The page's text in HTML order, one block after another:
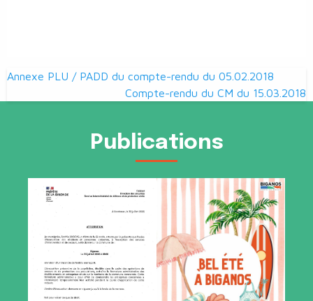
Navigation
de
Annexe PLU / PADD du compte-rendu du 05.02.2018
Compte-rendu du CM du 15.03.2018
Publications